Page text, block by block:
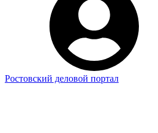
Ростовский деловой портал